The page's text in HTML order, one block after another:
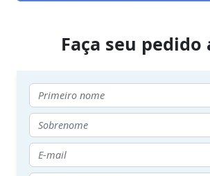
Faça seu pedido